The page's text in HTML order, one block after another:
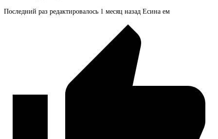
Последний раз редактировалось 1 месяц назад Есина ем